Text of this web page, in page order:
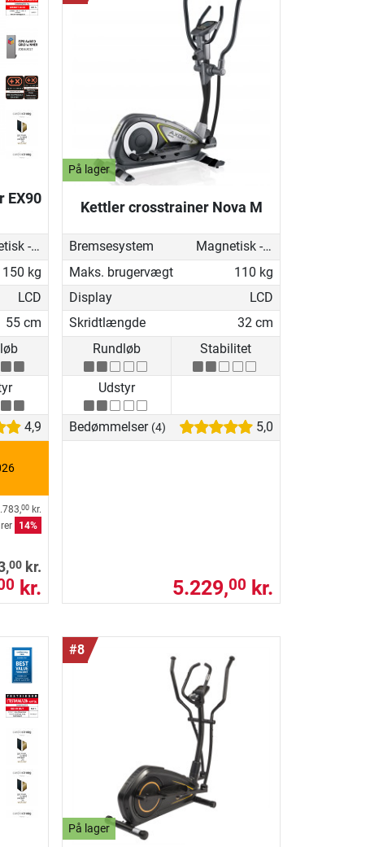
EX90
Magnetisk - motoriseret
150 kg
LCD
55 cm
4,9
00 kr.
14%
00 kr.
kr.
På lager
Kettler crosstrainer Nova M
Bremsesystem
Magnetisk - manuel
Maks. brugervægt
110 kg
Display
LCD
Skridtlængde
32 cm
Rundløb
Stabilitet
Udstyr
Bedømmelser (4) 5,0
5.229,00 kr.
#8
På lager